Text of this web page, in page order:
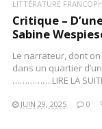
LITTÉRATURE
Critique –
Sabine
Le narrateur, dont
dans un quartier
…………….LIRE LA
JUIN 29, 2025 0